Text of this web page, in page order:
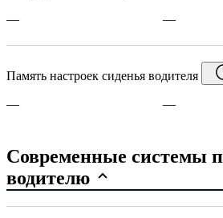
— —
Память настроек сиденья водителя
— —
Современные системы
водителю